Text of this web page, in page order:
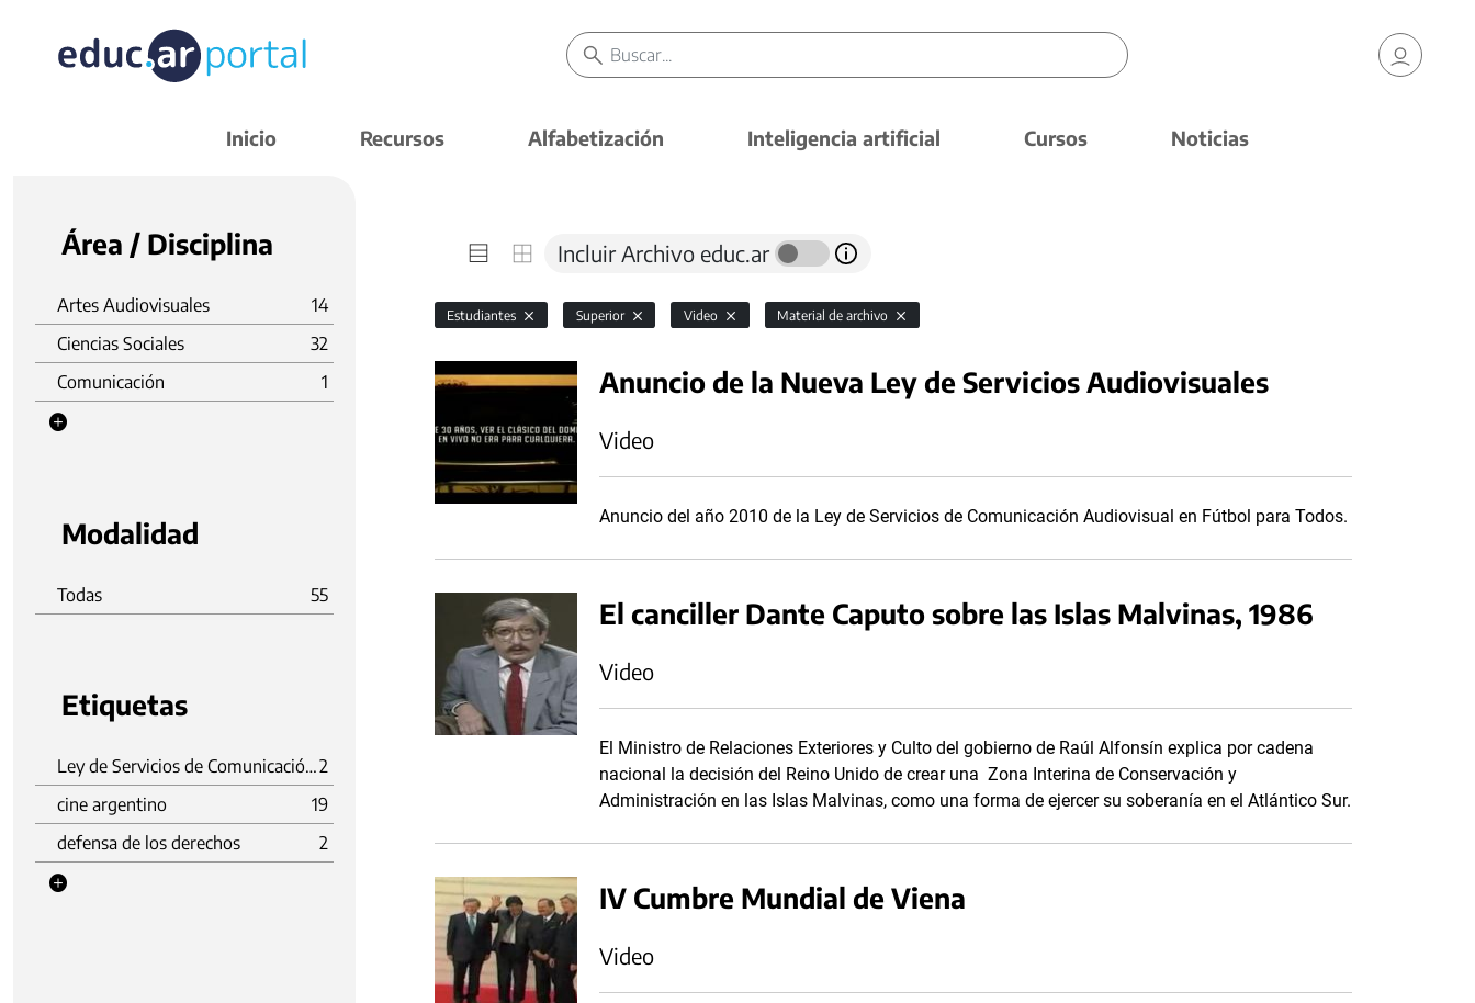
Inicio Recursos Alfabetización Inteligencia artificial Cursos Noticias
Área / Disciplina
Artes Audiovisuales
14
Ciencias Sociales
32
Comunicación
1
Modalidad
Todas 55
Etiquetas
Ley de Servicios de Comunicación Audiovisual2
cine argentino
19
defensa de los derechos
2
Incluir Archivo educ.ar
Estudiantes Superior Video Material de archivo
Anuncio de la Nueva Ley de Servicios Audiovisuales
Video
Anuncio del año 2010 de la Ley de Servicios de Comunicación Audiovisual en Fútbol para Todos.
El canciller Dante Caputo sobre las Islas Malvinas, 1986
Video
El Ministro de Relaciones Exteriores y Culto del gobierno de Raúl Alfonsín explica por cadena
nacional la decisión del Reino Unido de crear una Zona Interina de Conservación y
Administración en las Islas Malvinas, como una forma de ejercer su soberanía en el Atlántico Sur.
IV Cumbre Mundial de Viena
Video